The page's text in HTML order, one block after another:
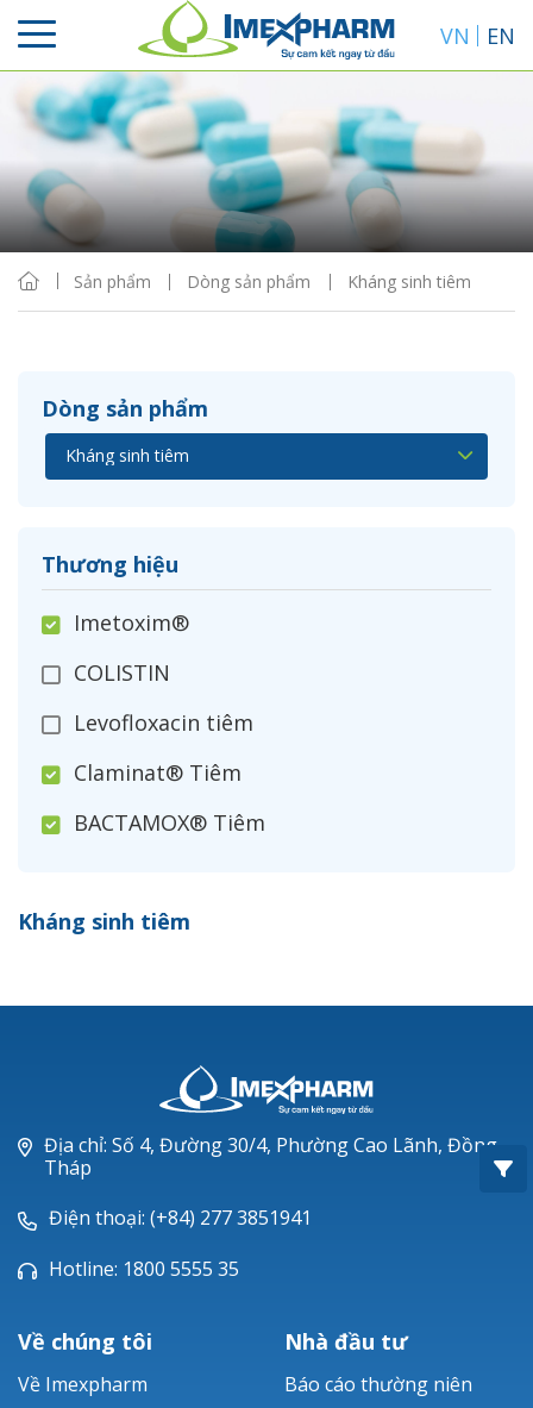
VN EN
Sản phẩm Dòng sản phẩm Kháng sinh tiêm
Dòng sản phẩm
Thương hiệu
Imetoxim®
COLISTIN
Levofloxacin tiêm
Claminat® Tiêm
BACTAMOX® Tiêm
Ceftizoxim®
Piperacillin
Ticarlinat®
Zobacta®
Bacsulfo®
Kháng sinh tiêm
Sắp xếp
Hiển thị
Địa chỉ: Số 4, Đường 30/4, Phường Cao Lãnh, Đồng
Tháp
Điện thoại: (+84) 277 3851941
Hotline: 1800 5555 35
Về chúng tôi
Về Imexpharm
Nhà đầu tư
Báo cáo thường niên